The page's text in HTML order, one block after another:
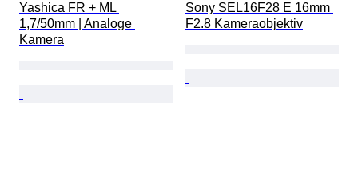
Yashica FR + ML
1,7/50mm | Analoge
Kamera
Sony SEL16F28 E 16mm
F2.8 Kameraobjektiv